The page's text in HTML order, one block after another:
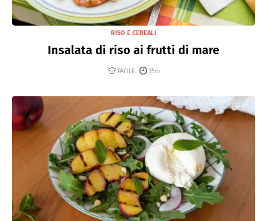
RISO E CEREALI
Insalata di riso ai frutti di mare
FACILE 35m